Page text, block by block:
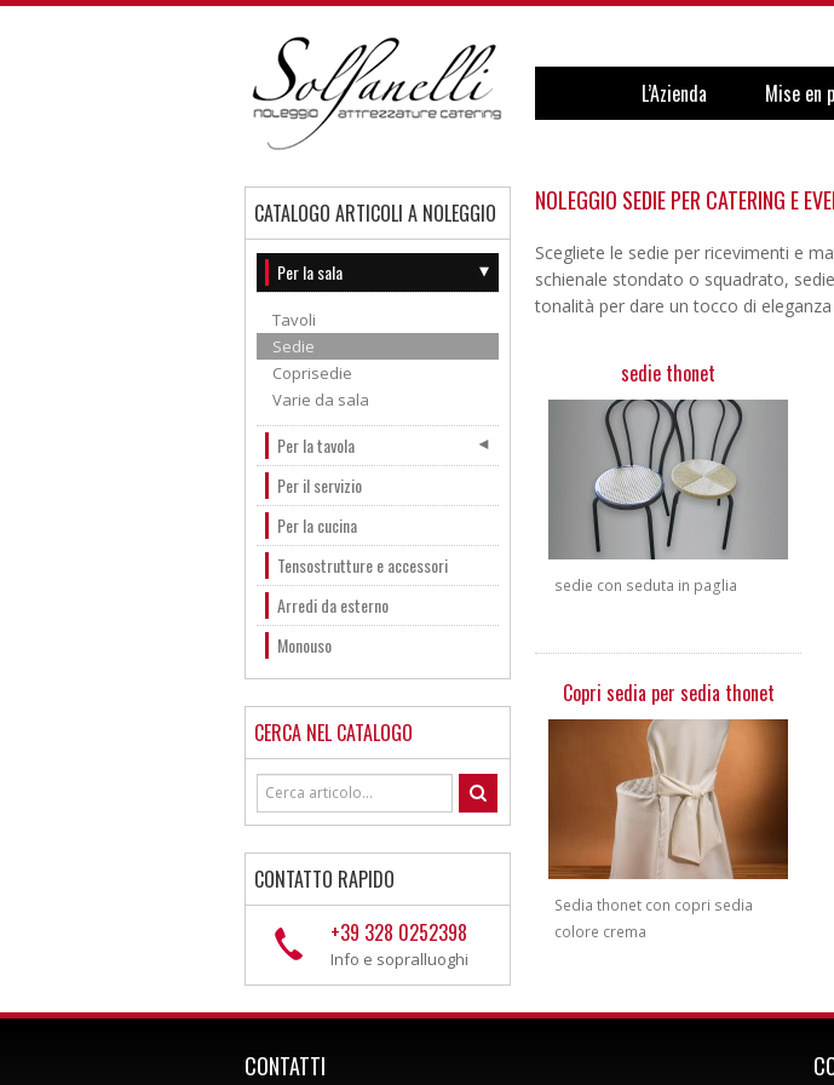
ATTREZZATURE CATERING
L’Azienda Mise en
CATALOGO ARTICOLI A NOLEGGIO
Per la sala
Tavoli
Sedie
Coprisedie
Varie da sala
Per la tavola
Per il servizio
Per la cucina
Tensostrutture e accessori
Arredi da esterno
Monouso
CERCA NEL CATALOGO
CONTATTO RAPIDO
+39 328 0252398
Info e sopralluoghi
NOLEGGIO SEDIE PER CATERING E
Scegliete le sedie per ricevimenti e
schienale stondato o squadrato,
tonalità per dare un tocco di
sedie thonet
sedie con seduta in paglia
Copri sedia per sedia thonet
Sedia thonet con copri sedia
colore crema
CONTATTI